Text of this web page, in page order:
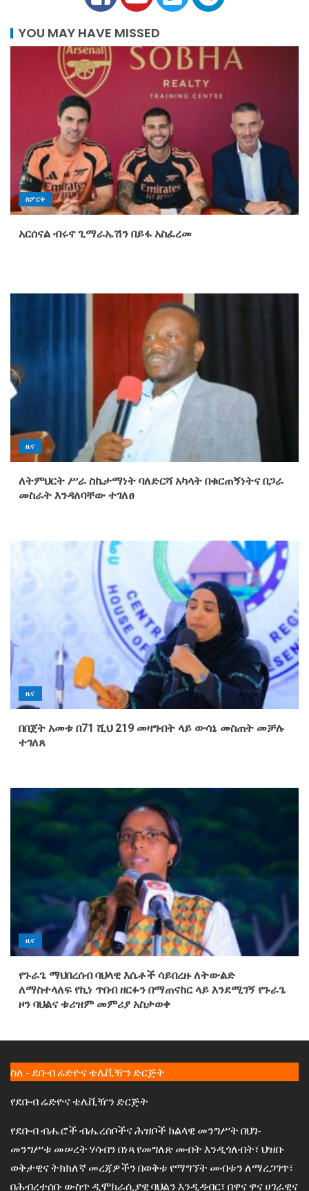
YOU MAY HAVE MISSED
ስፖርት
አርሰናል ብሩኖ ጊማራኤሽን በይፋ አስፈረመ
ዜና
ለትምህርት ሥራ ስኬታማነት ባለድርሻ አካላት በቁርጠኝነትና በጋራ
መስራት እንዳለባቸው ተገለፀ
ዜና
በበጀት አመቱ በ71 ሺህ 219 መዛግብት ላይ ውሳኔ መስጠት መቻሉ
ተገለጸ
ዜና
የጉራጌ ማህበረሰብ ባህላዊ እሴቶች ሳይበረዙ ለትውልድ
ለማስተላለፍ የኪነ ጥበብ ዘርፉን በማጠናከር ላይ እንደሚገኝ የጉራጌ
ዞን ባህልና ቱሪዝም መምሪያ አስታወቀ
ስለ - ደቡብ ሬድዮና ቴሌቪዥን ድርጅት
የደቡብ ሬድዮና ቴሌቪዥን ድርጅት
የደቡብ ብሔሮች ብሔረሰቦችና ሕዝቦች ክልላዊ መንግሥት በህገ-
መንግሥቱ መሠረት ሃሳብን በነጻ የመግለጽ መብት እንዲጎለብት፣ ህዝቡ
ወቅታዊና ትክክለኛ መረጃዎችን በወቅቱ የማግኘት መብቱን ለማረጋገጥ፣
በሕብረተሰቡ ውስጥ ዲሞክራሲያዊ ባህልን እንዲዳብር፣ በዋና ዋና ሀገራዊና